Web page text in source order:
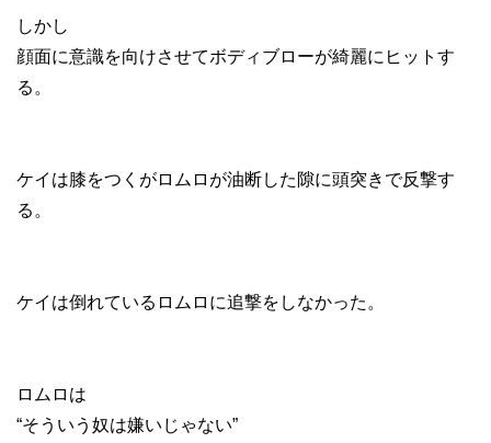
しかし
顔面に意識を向けさせてボディブローが綺麗にヒットす
る。
ケイは膝をつくがロムロが油断した隙に頭突きで反撃す
る。
ケイは倒れているロムロに追撃をしなかった。
ロムロは
“そういう奴は嫌いじゃない”